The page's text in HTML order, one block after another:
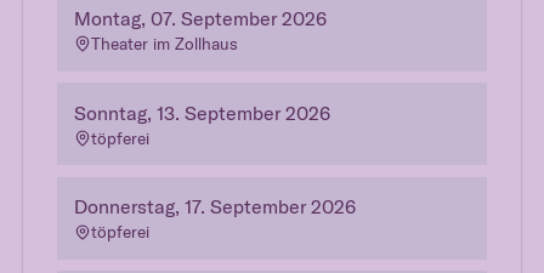
Montag, 07. September 2026
Theater im Zollhaus
Sonntag, 13. September 2026
töpferei
Donnerstag, 17. September 2026
töpferei